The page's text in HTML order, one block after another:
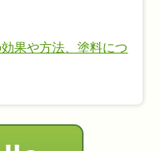
果や方法、塗料につ